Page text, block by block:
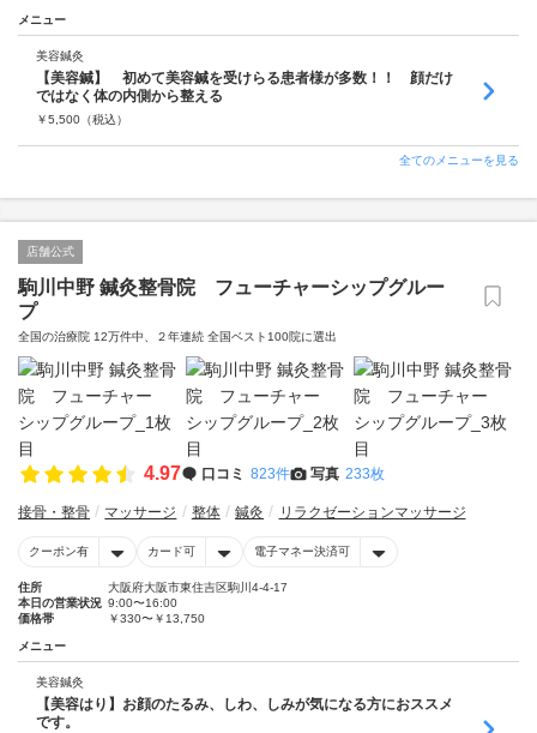
メニュー
美容鍼灸
【美容鍼】 初めて美容鍼を受けらる患者様が多数！！ 顔だけ
ではなく体の内側から整える
￥5,500 （税込）
全てのメニューを見る
店舗公式
駒川中野 鍼灸整骨院 フューチャーシップグルー
プ
全国の治療院 12万件中、２年連続 全国ベスト100院に選出
4.97 口コミ 823件 写真 233枚
接骨・整骨 マッサージ 整体 鍼灸 リラクゼーションマッサージ
クーポン有 カード可 電子マネー決済可
住所
大阪府大阪市東住吉区駒川4-4-17
本日の営業状況 9:00〜16:00
価格帯
￥330〜￥13,750
メニュー
美容鍼灸
【美容はり】お顔のたるみ、しわ、しみが気になる方におススメ
です。